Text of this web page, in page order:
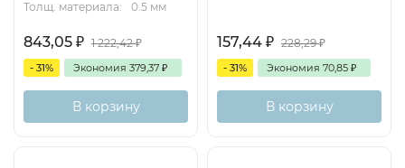
Толщ. материала:
0.5 мм
843,05 ₽ 1 222,42₽
- 31% Экономия 379,37 ₽
В корзину
157,44 ₽ 228,29₽
- 31% Экономия 70,85 ₽
В корзину